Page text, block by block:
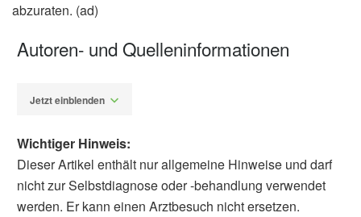
abzuraten. (ad)
Autoren- und Quelleninformationen
Jetzt einblenden
Wichtiger Hinweis:
Dieser Artikel enthält nur allgemeine Hinweise und darf
nicht zur Selbstdiagnose oder -behandlung verwendet
werden. Er kann einen Arztbesuch nicht ersetzen.